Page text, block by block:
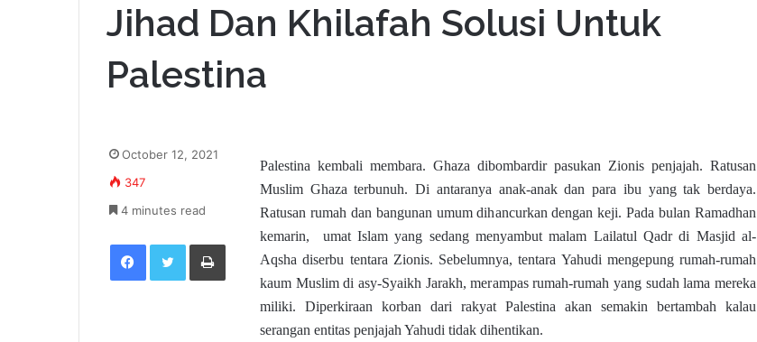
Jihad Dan Khilafah Solusi Untuk
Palestina
Palestina kembali membara. Ghaza dibombardir pasukan Zionis penjajah. Ratusan
Muslim Ghaza terbunuh. Di antaranya anak-anak dan para ibu yang tak berdaya.
Ratusan rumah dan bangunan umum dihancurkan dengan keji. Pada bulan Ramadhan
kemarin, umat Islam yang sedang menyambut malam Lailatul Qadr di Masjid al-
Aqsha diserbu tentara Zionis. Sebelumnya, tentara Yahudi mengepung rumah-rumah
kaum Muslim di asy-Syaikh Jarakh, merampas rumah-rumah yang sudah lama mereka
miliki. Diperkiraan korban dari rakyat Palestina akan semakin bertambah kalau
serangan entitas penjajah Yahudi tidak dihentikan.
October 12, 2021
347
4 minutes read
Facebook Twitter Print